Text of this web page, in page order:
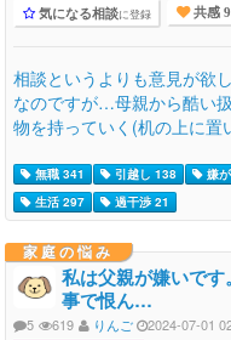
気になる相談に登録 共感 9
相談というよりも意見が欲
なのですが…母親から酷い
物を持っていく(机の上に置
無職 341 引越し 138 嫌
生活 297
過干渉 21
家庭の悩み
私は父親が嫌いで
事で恨ん…
5 619 りんご 2024-07-01